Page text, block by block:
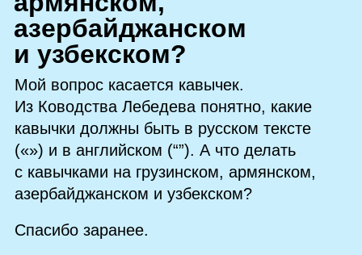
азербайджанском
и узбекском?
Мой вопрос касается кавычек.
Из Ководства Лебедева понятно, какие
кавычки должны быть в русском тексте
(«») и в английском (“”). А что делать
с кавычками на грузинском, армянском,
азербайджанском и узбекском?
Спасибо заранее.